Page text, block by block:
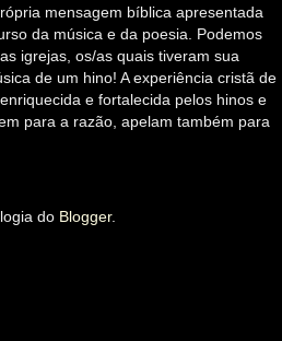
mensagem bíblica apresentada
da música e da poesia. Podemos
igrejas, os/as quais tiveram sua
de um hino! A experiência cristã de
e fortalecida pelos hinos e
para a razão, apelam também para
do Blogger.